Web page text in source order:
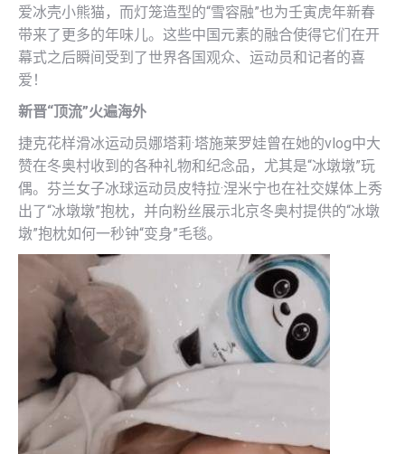
爱冰壳小熊猫，而灯笼造型的“雪容融”也为壬寅虎年新春
带来了更多的年味儿。这些中国元素的融合使得它们在开
幕式之后瞬间受到了世界各国观众、运动员和记者的喜
爱！
新晋“顶流”火遍海外
捷克花样滑冰运动员娜塔莉·塔施莱罗娃曾在她的vlog中大
赞在冬奥村收到的各种礼物和纪念品，尤其是“冰墩墩”玩
偶。芬兰女子冰球运动员皮特拉·涅米宁也在社交媒体上秀
出了“冰墩墩”抱枕，并向粉丝展示北京冬奥村提供的“冰墩
墩”抱枕如何一秒钟“变身”毛毯。